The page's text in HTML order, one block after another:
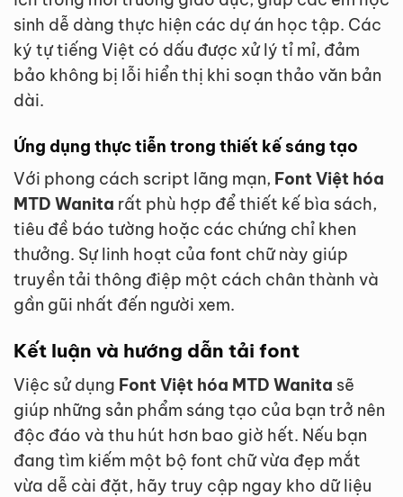
sinh dễ dàng thực hiện các dự án học tập. Các
ký tự tiếng Việt có dấu được xử lý tỉ mỉ, đảm
bảo không bị lỗi hiển thị khi soạn thảo văn bản
dài.
Ứng dụng thực tiễn trong thiết kế sáng tạo
Với phong cách script lãng mạn, Font Việt hóa
MTD Wanita rất phù hợp để thiết kế bìa sách,
tiêu đề báo tường hoặc các chứng chỉ khen
thưởng. Sự linh hoạt của font chữ này giúp
truyền tải thông điệp một cách chân thành và
gần gũi nhất đến người xem.
Kết luận và hướng dẫn tải font
Việc sử dụng Font Việt hóa MTD Wanita sẽ
giúp những sản phẩm sáng tạo của bạn trở nên
độc đáo và thu hút hơn bao giờ hết. Nếu bạn
đang tìm kiếm một bộ font chữ vừa đẹp mắt
vừa dễ cài đặt, hãy truy cập ngay kho dữ liệu